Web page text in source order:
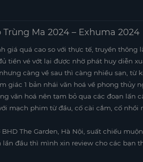
Ma 2024 – Exhuma 2024
giá quá cao so với thực tế, truyền
tiền vé vớt lại được nhờ phát huy diễn
càng về sau thì càng nhiều sạn, từ
giác 1 bản nhái văn hoá về phong thủy
văn hoá nên tạm bỏ qua các đoạn lấn
mạch phim từ đầu, cố cài cắm, cố nhồi
The Garden, Hà Nội, suất chiếu
lần đầu thì mình xin review cho các bạn